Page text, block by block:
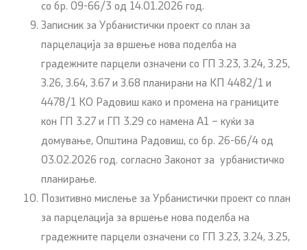
со бр. 09-66/3 од 14.01.2026 год.
Записник за Урбанистички проект со план за
парцелација за вршење нова поделба на
градежните парцели означени со ГП З.23, З.24, З.25,
З.26, З.64, З.67 и З.68 планирани на КП 4482/1 и
4478/1 КО Радовиш како и промена на границите
кон ГП 3.27 и ГП 3.29 со намена А1 – куќи за
домување, Општина Радовиш, со бр. 26-66/4 од
03.02.2026 год. согласно Законот за урбанистичко
планирање.
Позитивно мислење за Урбанистички проект со план
за парцелација за вршење нова поделба на
градежните парцели означени со ГП З.23, З.24, З.25,